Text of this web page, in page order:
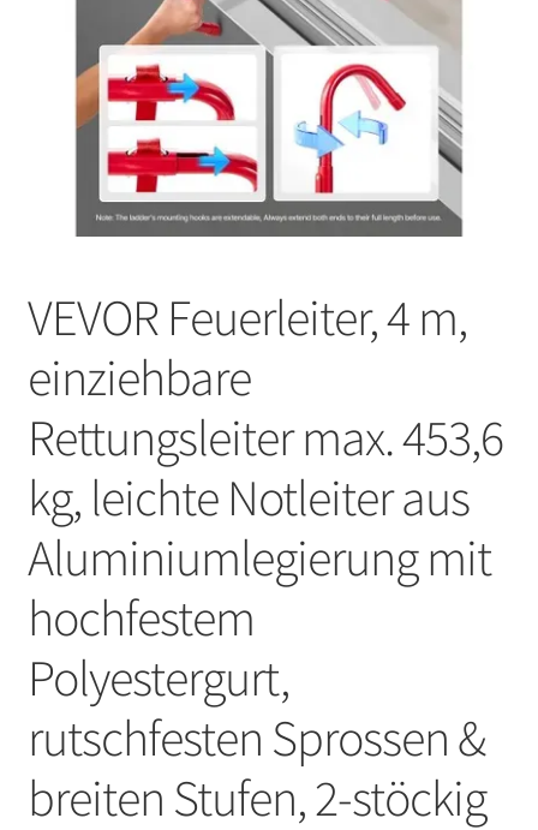
VEVOR Feuerleiter, 4 m,
einziehbare
Rettungsleiter max. 453,6
kg, leichte Notleiter aus
Aluminiumlegierung mit
hochfestem
Polyestergurt,
rutschfesten Sprossen &
breiten Stufen, 2-stöckig